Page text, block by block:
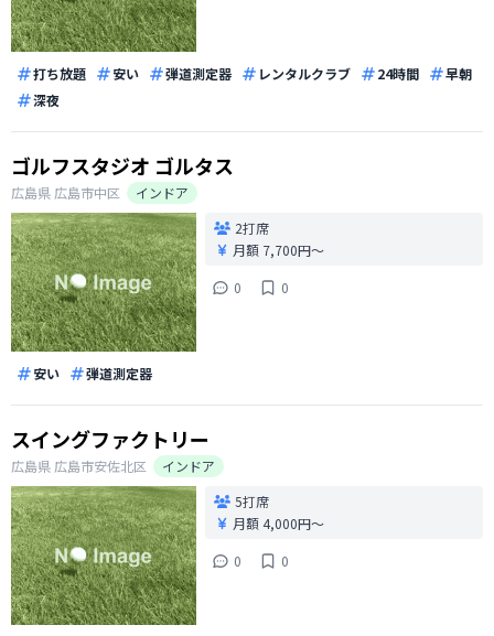
打ち放題 安い 弾道測定器 レンタルクラブ 24時間
早朝
深夜
ゴルフスタジオ ゴルタス
広島県 広島市中区
インドア
2打席
月額 7,700円〜
0
0
安い 弾道測定器
スイングファクトリー
広島県 広島市安佐北区
インドア
5打席
月額 4,000円〜
0
0